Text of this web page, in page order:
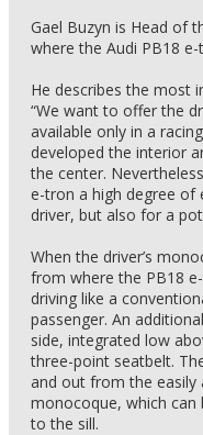
Gael Buzyn is Head of
where the Audi PB18
He describes the most
“We want to offer the
available only in a
developed the interior
the center.
e-tron a high degree of
driver, but also for a
When the driver’s
from where the PB18
driving like a
passenger. An
side, integrated low
three-point seatbelt.
and out from the easily
monocoque, which
to the sill.